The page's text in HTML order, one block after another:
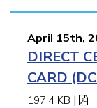
April 15th,
DIRECT
CARD
197.4 KB |